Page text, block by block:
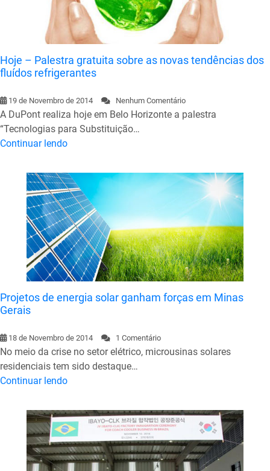
Hoje – Palestra gratuita sobre as novas tendências dos
fluídos refrigerantes
19 de Novembro de 2014 Nenhum Comentário
A DuPont realiza hoje em Belo Horizonte a palestra
“Tecnologias para Substituição…
Continuar lendo
Projetos de energia solar ganham forças em Minas
Gerais
18 de Novembro de 2014 1 Comentário
No meio da crise no setor elétrico, microusinas solares
residenciais tem sido destaque…
Continuar lendo